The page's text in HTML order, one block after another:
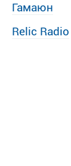
Гамаюн
Relic Radio